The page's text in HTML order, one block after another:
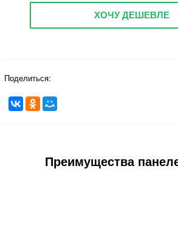
ХОЧУ ДЕШЕВЛЕ
Поделиться:
Преимущества